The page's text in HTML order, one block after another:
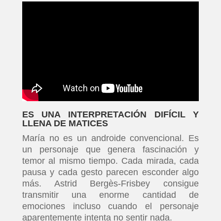
ES UNA INTERPRETACIÓN DIFÍCIL Y
LLENA DE MATICES
María no es un androide convencional. Es
un personaje que genera fascinación y
temor al mismo tiempo. Cada mirada, cada
pausa y cada gesto parecen esconder algo
más. Astrid Bergès-Frisbey consigue
transmitir una enorme cantidad de
emociones incluso cuando el personaje
aparentemente intenta no sentir nada.